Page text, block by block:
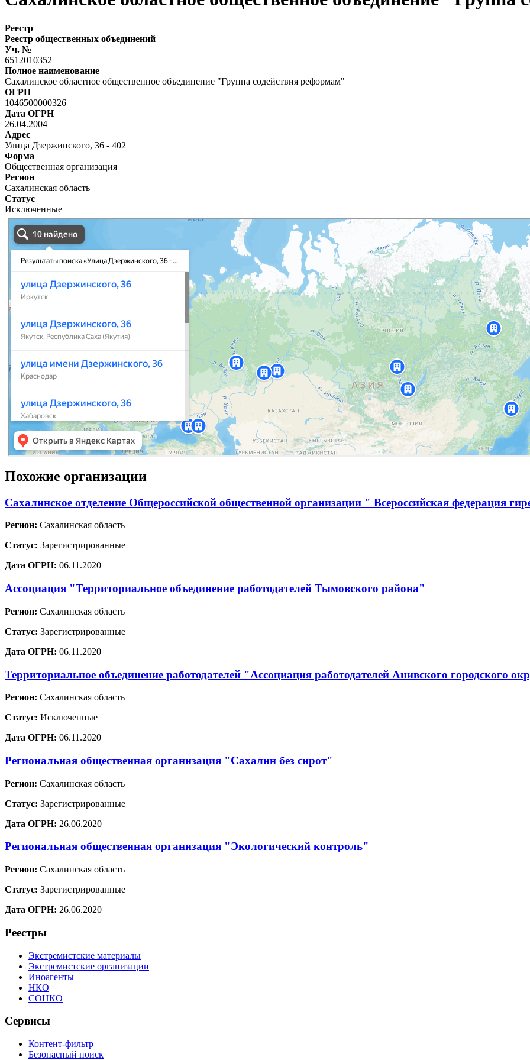
Реестр
Реестр общественных объединений
Уч. №
6512010352
Полное наименование
Сахалинское областное общественное объединение "Группа содействия реформам"
ОГРН
1046500000326
Дата ОГРН
26.04.2004
Адрес
Улица Дзержинского, 36 - 402
Форма
Общественная организация
Регион
Сахалинская область
Статус
Исключенные
Похожие организации
Сахалинское отделение Общероссийской общественной организации " Всероссийская федерация
Регион: Сахалинская область
Статус: Зарегистрированные
Дата ОГРН: 06.11.2020
Ассоциация "Территориальное объединение работодателей Тымовского района"
Регион: Сахалинская область
Статус: Зарегистрированные
Дата ОГРН: 06.11.2020
Территориальное объединение работодателей "Ассоциация работодателей Анивского городского
Регион: Сахалинская область
Статус: Исключенные
Дата ОГРН: 06.11.2020
Региональная общественная организация "Сахалин без сирот"
Регион: Сахалинская область
Статус: Зарегистрированные
Дата ОГРН: 26.06.2020
Региональная общественная организация "Экологический контроль"
Регион: Сахалинская область
Статус: Зарегистрированные
Дата ОГРН: 26.06.2020
Реестры
Экстремистские материалы
Экстремистские организации
Иноагенты
НКО
СОНКО
Сервисы
Контент-фильтр
Безопасный поиск